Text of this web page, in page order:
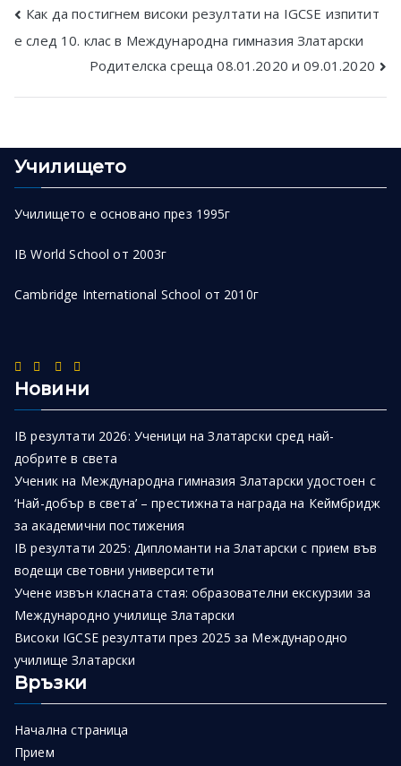
Post
navigation
Как да постигнем високи резултати на IGCSE изпитит
е след 10. клас в Международна гимназия Златарски
Родителска среща 08.01.2020 и 09.01.2020
Училището
Училището е основано през 1995г
IB World School от 2003г
Cambridge International School от 2010г
Новини
IB резултати 2026: Ученици на Златарски сред най-
добрите в света
Ученик на Международна гимназия Златарски удостоен с
‘Най-добър в света’ – престижната награда на Кеймбридж
за академични постижения
IB резултати 2025: Дипломанти на Златарски с прием във
водещи световни университети
Учене извън класната стая: образователни екскурзии за
Международно училище Златарски
Високи IGCSE резултати през 2025 за Международно
училище Златарски
Връзки
Начална страница
Прием